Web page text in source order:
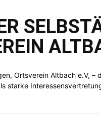
e.V.
Ortsverein Altbach e.V,
starke